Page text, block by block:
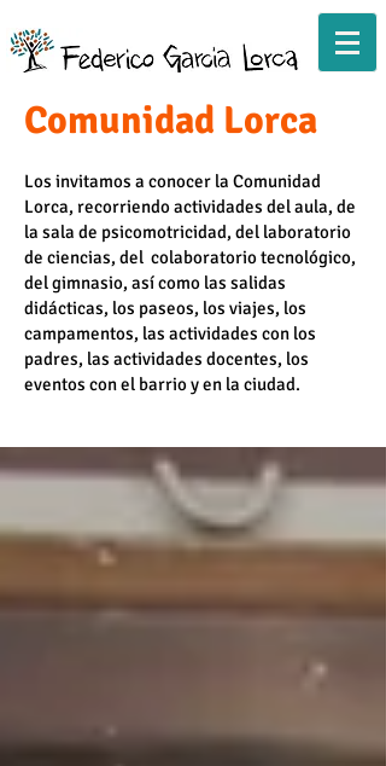
Comunidad Lorca
Los invitamos a conocer la Comunidad
Lorca, recorriendo actividades del aula, de
la sala de psicomotricidad, del laboratorio
de ciencias, del colaboratorio tecnológico,
del gimnasio, así como las salidas
didácticas, los paseos, los viajes, los
campamentos, las actividades con los
padres, las actividades docentes, los
eventos con el barrio y en la ciudad.